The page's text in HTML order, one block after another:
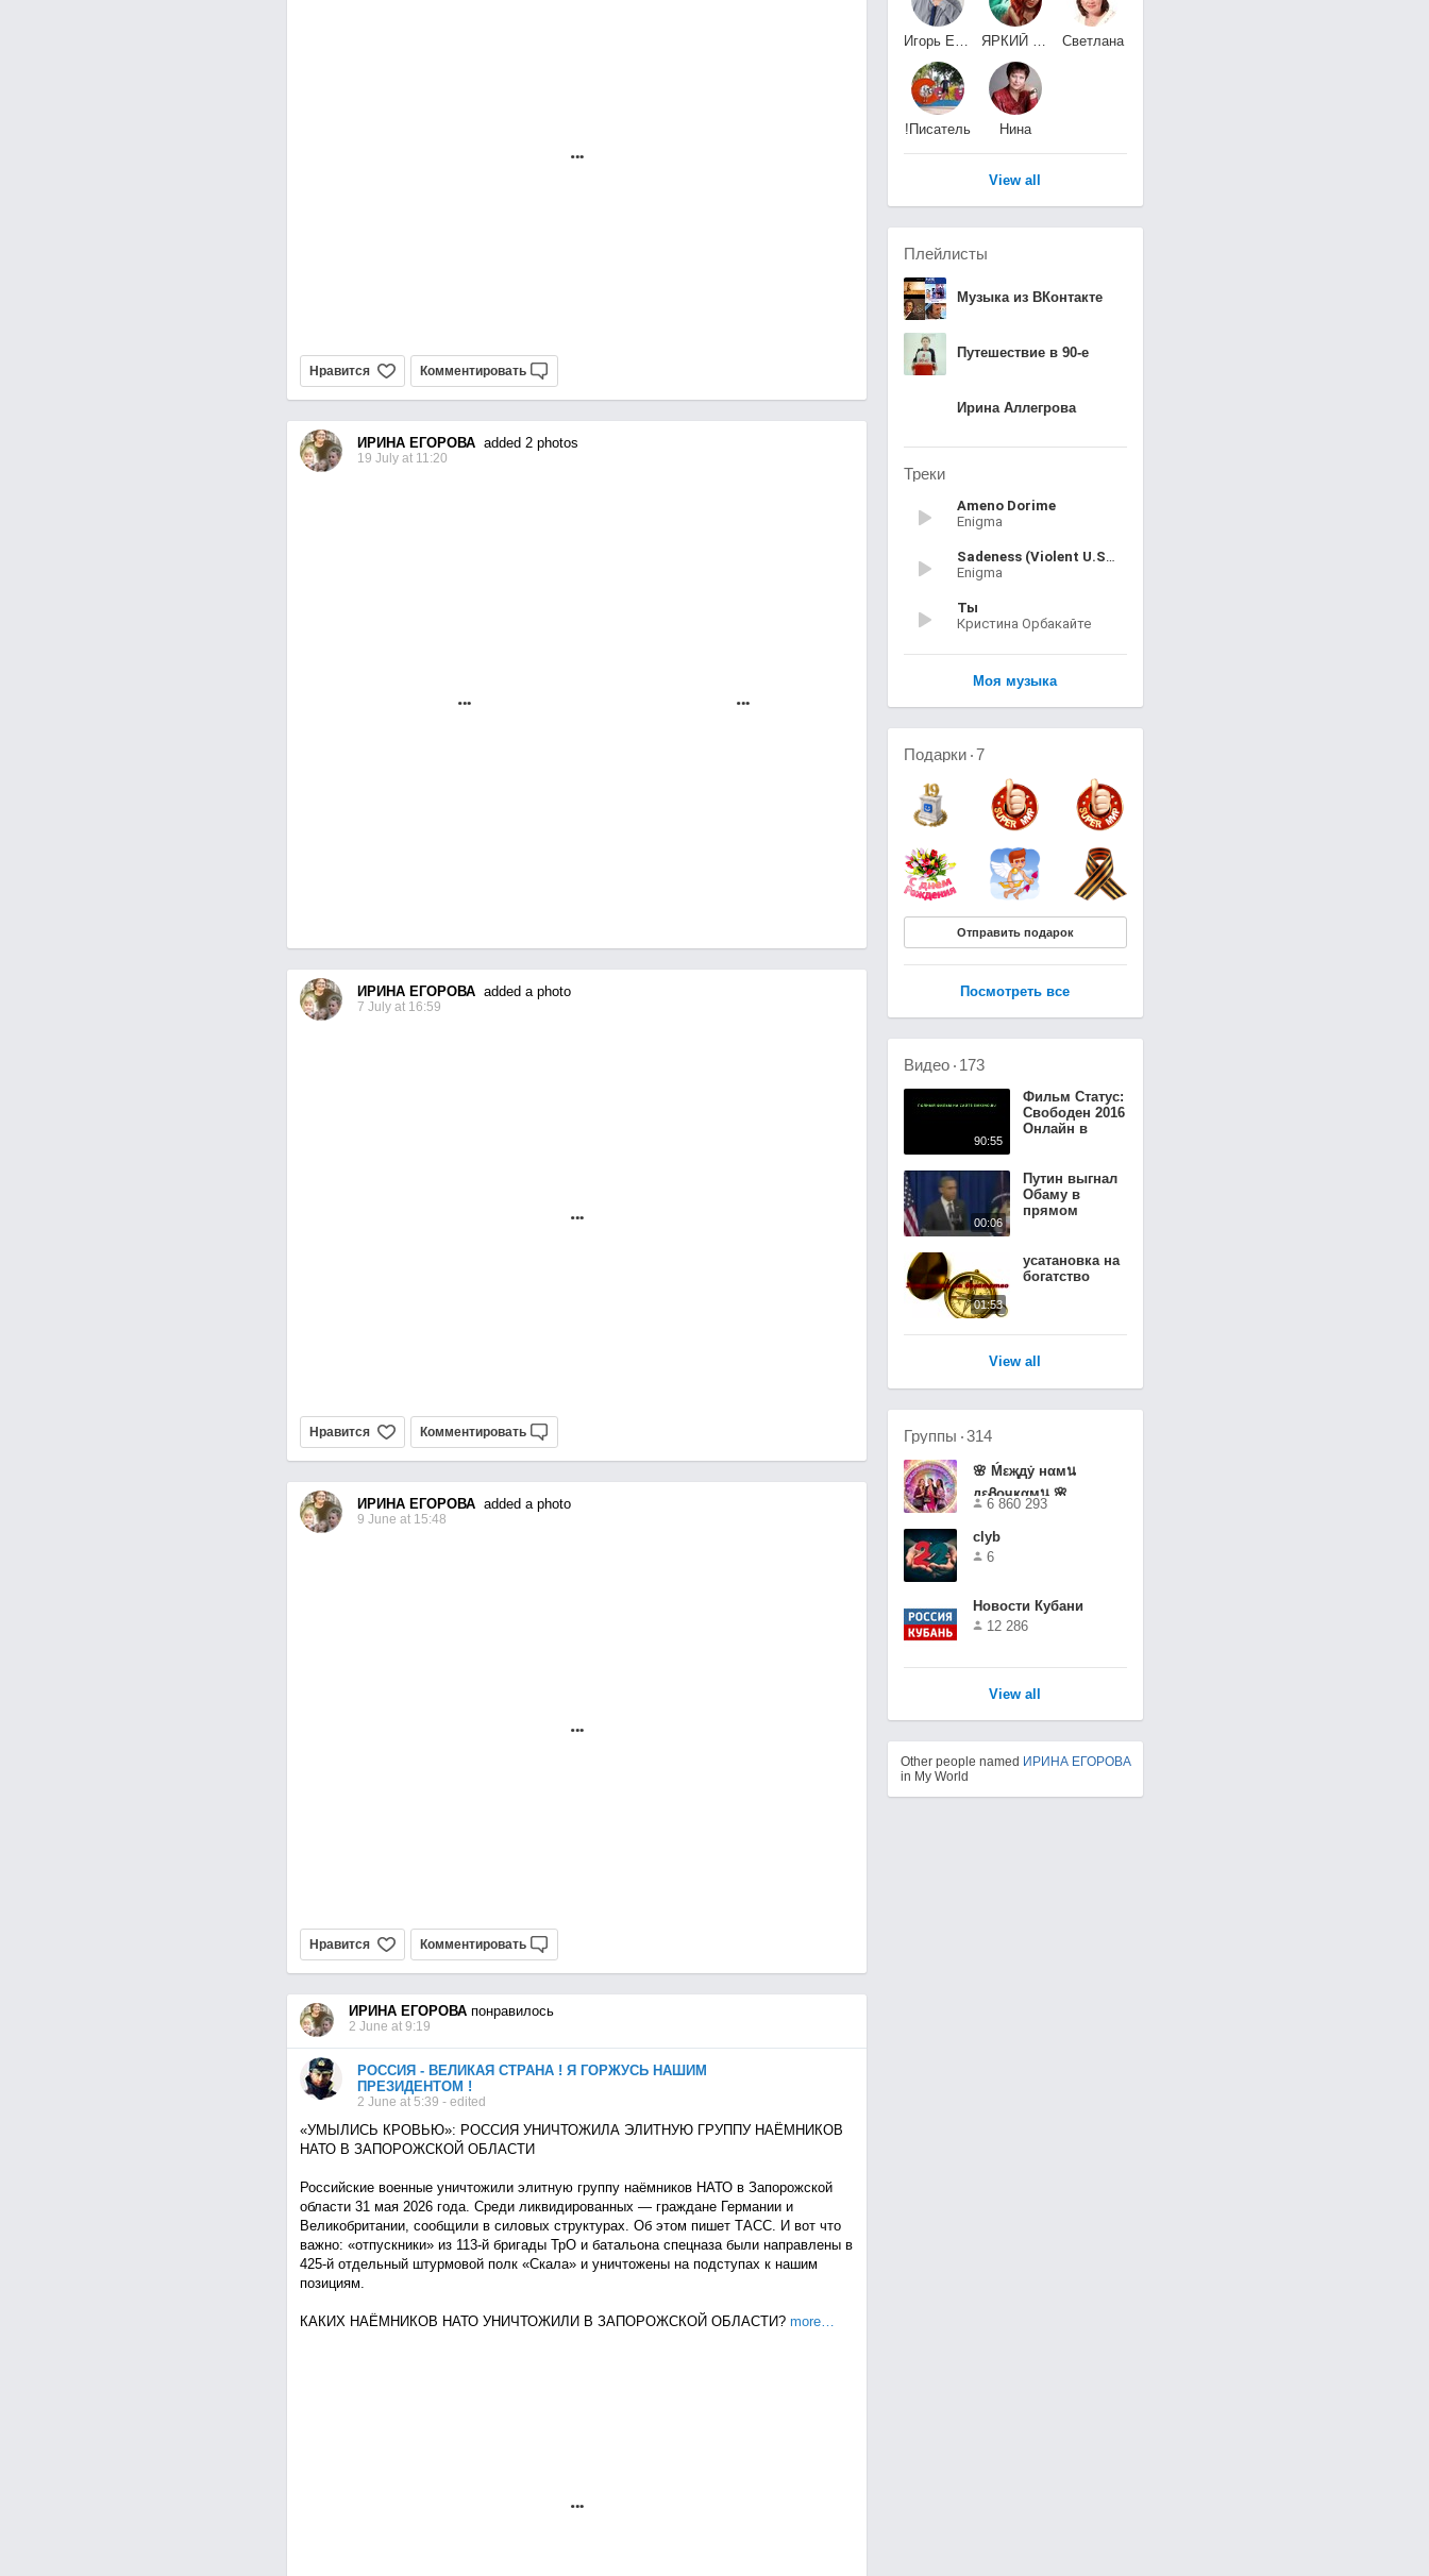
Нравится Комментировать
ИРИНА ЕГОРОВАadded 2 photos
19 July at 11:20
ИРИНА ЕГОРОВАadded a photo
7 July at 16:59
Нравится Комментировать
ИРИНА ЕГОРОВАadded a photo
9 June at 15:48
Нравится Комментировать
ИРИНА ЕГОРОВАпонравилось
2 June at 9:19
РОССИЯ - ВЕЛИКАЯ СТРАНА ! Я ГОРЖУСЬ НАШИМ
ПРЕЗИДЕНТОМ !
2 June at 5:39 - edited
«УМЫЛИСЬ КРОВЬЮ»: РОССИЯ УНИЧТОЖИЛА ЭЛИТНУЮ ГРУППУ НАЁМНИКОВ
НАТО В ЗАПОРОЖСКОЙ ОБЛАСТИ
Российские военные уничтожили элитную группу наёмников НАТО в Запорожской
области 31 мая 2026 года. Среди ликвидированных — граждане Германии и
Великобритании, сообщили в силовых структурах. Об этом пишет ТАСС. И вот что
важно: «отпускники» из 113-й бригады ТрО и батальона спецназа были направлены в
425-й отдельный штурмовой полк «Скала» и уничтожены на подступах к нашим
позициям.
КАКИХ НАЁМНИКОВ НАТО УНИЧТОЖИЛИ В ЗАПОРОЖСКОЙ ОБЛАСТИ? more…
Игорь Евгеньевич
ЯРКИЙ МИР
Светлана
!Писатель
Нина
View all
Плейлисты
Музыка из ВКонтакте
Путешествие в 90-е
Ирина Аллегрова
Треки
Ameno Dorime
Enigma
Sadeness (Violent U.S. Remix)
Enigma
Ты
Кристина Орбакайте
Моя музыка
Подарки 7
Отправить подарок
Посмотреть все
Видео 173
90:55
Фильм Статус:
Свободен 2016
Онлайн в
00:06
Путин выгнал
Обаму в
прямом
01:53
усатановка на
богатство
View all
Группы 314
🌸 Ḿεҗдẏ нαмน
дεᏰочҝαмน 🌸
6 860 293
clyb
6
Новости Кубани
12 286
View all
Other people named ИРИНА ЕГОРОВА
in My World